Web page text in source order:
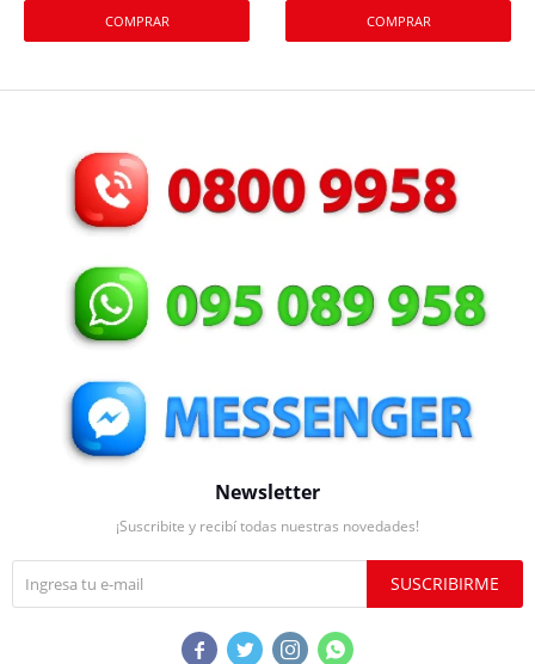
Newsletter
¡Suscribite y recibí todas nuestras novedades!
SUSCRIBIRME
   